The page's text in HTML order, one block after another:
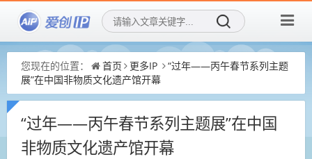
您现在的位置： 首页 更多IP
“过年——丙午春节系列主题
展”在中国非物质文化遗产馆开幕
“过年——丙午春节系列主题展”在中国
非物质文化遗产馆开幕